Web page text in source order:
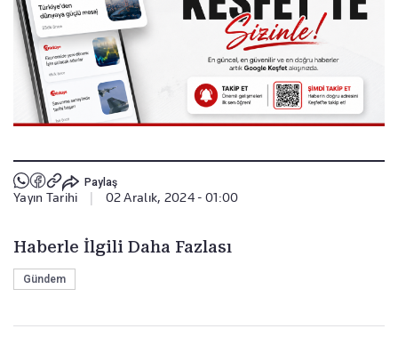
Paylaş
Yayın Tarihi 02 Aralık, 2024 - 01:00
Haberle İlgili Daha Fazlası
Gündem